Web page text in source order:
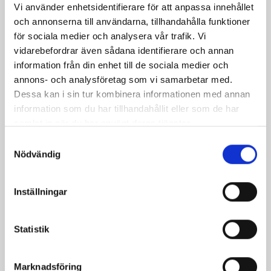
Vi använder enhetsidentifierare för att anpassa innehållet
och annonserna till användarna, tillhandahålla funktioner
för sociala medier och analysera vår trafik. Vi
vidarebefordrar även sådana identifierare och annan
information från din enhet till de sociala medier och
annons- och analysföretag som vi samarbetar med.
Dessa kan i sin tur kombinera informationen med annan
information som du har tillhandahållit eller som de har
Nödvändig
Inställningar
Statistik
Marknadsföring
Vattenskinn
Pris
175,00 kr